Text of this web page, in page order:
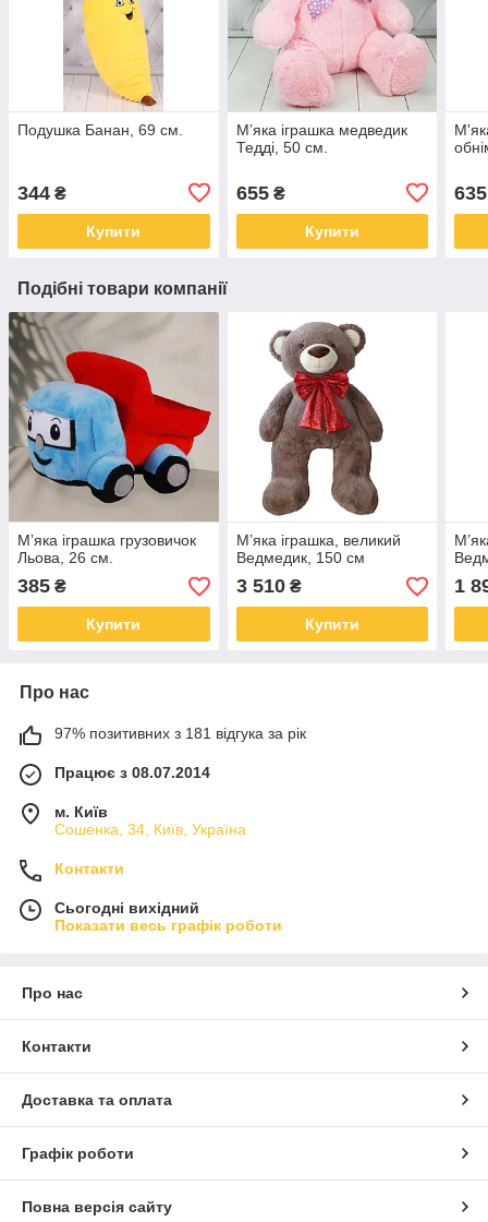
Подушка Банан, 69 см.
344 ₴
Купити
М’яка іграшка медведик
Тедді, 50 см.
655₴
Купити
635
Подібні товари компанії
М’яка іграшка грузовичок
Льова, 26 см.
385 ₴
Купити
М’яка іграшка, великий
Ведмедик, 150 см
3 510₴
Купити
1
Про нас
97% позитивних з 181 відгука за рік
Працює з 08.07.2014
м. Київ
Сошенка, 34, Київ, Україна
Контакти
Сьогодні вихідний
Показати весь графік роботи
Про нас
Контакти
Доставка та оплата
Графік роботи
Повна версія сайту